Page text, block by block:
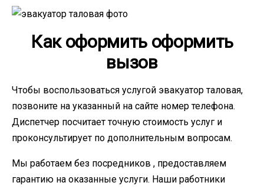
Как оформить оформить
вызов
Чтобы воспользоваться услугой эвакуатор таловая,
позвоните на указанный на сайте номер телефона.
Диспетчер посчитает точную стоимость услуг и
проконсультирует по дополнительным вопросам.
Мы работаем без посредников , предоставляем
гарантию на оказанные услуги. Наши работники